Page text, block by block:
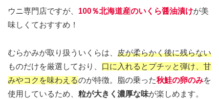
ウニ専門店ですが、 100％北海道産のいくら醤油漬けが美
味しくておすすめ！
むらかみが取り扱ういくらは、 皮が柔らかく後に残らない
ものだけを厳選しており、 口に入れるとプチッと弾け、甘
みやコクを味わえるのが特徴。脂の乗った秋鮭の卵のみを
使用しているため、 粒が大きく濃厚な味が楽しめます。